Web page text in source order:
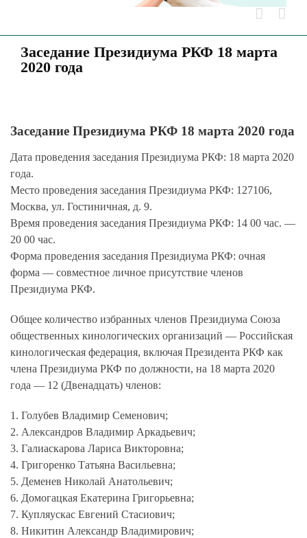
Заседание Президиума РКФ 18 марта
2020 года
Заседание Президиума РКФ 18 марта 2020 года
Дата проведения заседания Президиума РКФ: 18 марта 2020
года.
Место проведения заседания Президиума РКФ: 127106,
Москва, ул. Гостиничная, д. 9.
Время проведения заседания Президиума РКФ: 14 00 час. —
20 00 час.
Форма проведения заседания Президиума РКФ: очная
форма — совместное личное присутствие членов
Президиума РКФ.
Общее количество избранных членов Президиума Союза
общественных кинологических организаций — Российская
кинологическая федерация, включая Президента РКФ как
члена Президиума РКФ по должности, на 18 марта 2020
года — 12 (Двенадцать) членов:
1. Голубев Владимир Семенович;
2. Александров Владимир Аркадьевич;
3. Галиаскарова Лариса Викторовна;
4. Григоренко Татьяна Васильевна;
5. Деменев Николай Анатольевич;
6. Домогацкая Екатерина Григорьевна;
7. Купляускас Евгений Стасиович;
8. Никитин Александр Владимирович;